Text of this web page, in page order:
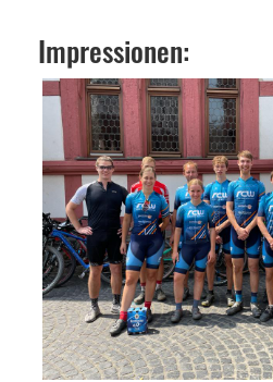
Impressionen: